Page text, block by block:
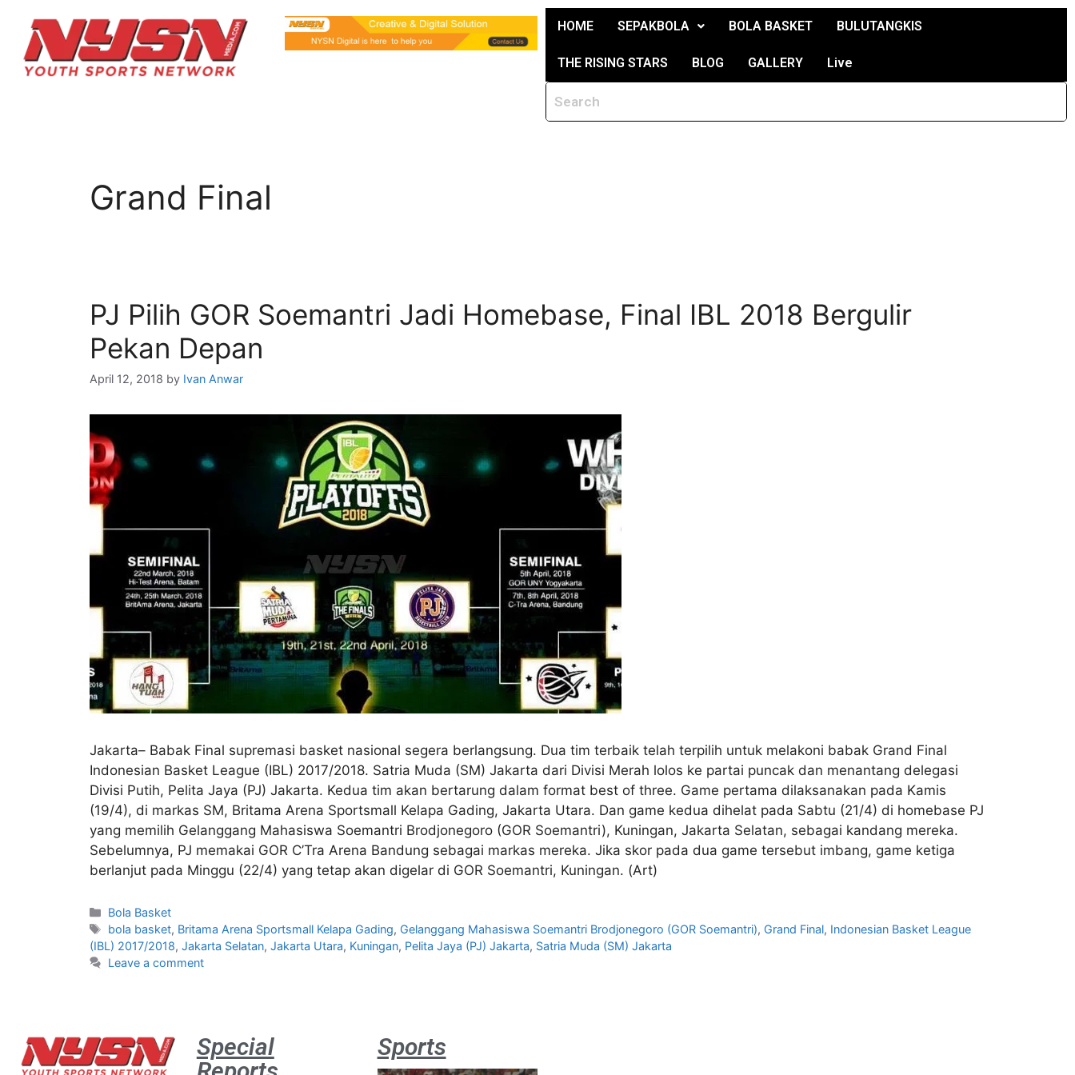
HOME SEPAKBOLA BOLA BASKET BULUTANGKIS
THE RISING STARS BLOG GALLERY Live
Grand Final
PJ Pilih GOR Soemantri Jadi Homebase, Final IBL 2018 Bergulir
Pekan Depan
April 12, 2018 by Ivan Anwar
Jakarta– Babak Final supremasi basket nasional segera berlangsung. Dua tim terbaik telah terpilih untuk melakoni babak Grand Final
Indonesian Basket League (IBL) 2017/2018. Satria Muda (SM) Jakarta dari Divisi Merah lolos ke partai puncak dan menantang delegasi
Divisi Putih, Pelita Jaya (PJ) Jakarta. Kedua tim akan bertarung dalam format best of three. Game pertama dilaksanakan pada Kamis
(19/4), di markas SM, Britama Arena Sportsmall Kelapa Gading, Jakarta Utara. Dan game kedua dihelat pada Sabtu (21/4) di homebase PJ
yang memilih Gelanggang Mahasiswa Soemantri Brodjonegoro (GOR Soemantri), Kuningan, Jakarta Selatan, sebagai kandang mereka.
Sebelumnya, PJ memakai GOR C’Tra Arena Bandung sebagai markas mereka. Jika skor pada dua game tersebut imbang, game ketiga
berlanjut pada Minggu (22/4) yang tetap akan digelar di GOR Soemantri, Kuningan. (Art)
Bola Basket
bola basket, Britama Arena Sportsmall Kelapa Gading, Gelanggang Mahasiswa Soemantri Brodjonegoro (GOR Soemantri), Grand Final, Indonesian Basket League
(IBL) 2017/2018, Jakarta Selatan, Jakarta Utara, Kuningan, Pelita Jaya (PJ) Jakarta, Satria Muda (SM) Jakarta
Leave a comment
Special
Sports